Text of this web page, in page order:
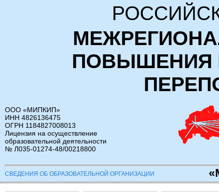
ПОВЫШЕНИЯ
ООО «МИПКИП»
ИНН 4826136475
ОГРН 1184827008013
Лицензия на осуществление
образовательной деятельности
№ Л035-01274-48/00218800
СВЕДЕНИЯ ОБ ОБРАЗОВАТЕЛЬНОЙ ОРГАНИЗАЦИИ